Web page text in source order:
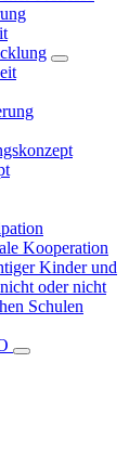
Kooperation
Kinder und
oder nicht
Schulen